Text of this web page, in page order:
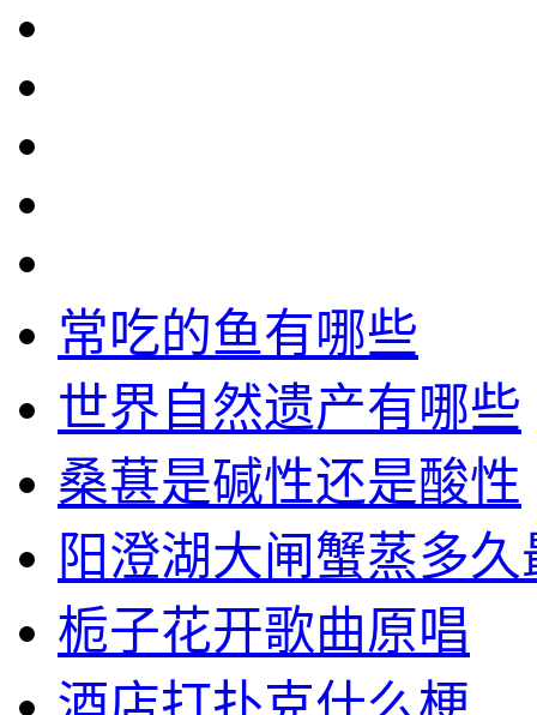
常吃的鱼有哪些
世界自然遗产有哪些
桑葚是碱性还是酸性
阳澄湖大闸蟹蒸多
栀子花开歌曲原唱